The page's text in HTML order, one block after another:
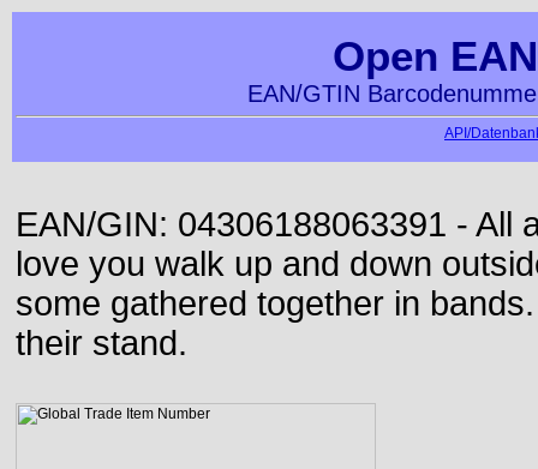
Open
EAN/GTIN
API/
EAN/GIN: 04306188063391 - All
love you walk up and down
some gathered together in
their stand.